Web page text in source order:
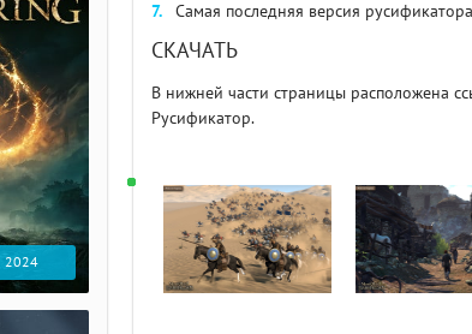
Самая последняя версия
СКАЧАТЬ
В нижней части страницы расположена
Русификатор.
2024